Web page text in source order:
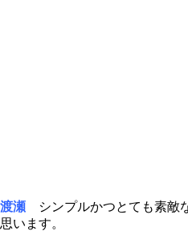
渡瀬 シンプルかつとても素敵
思います。